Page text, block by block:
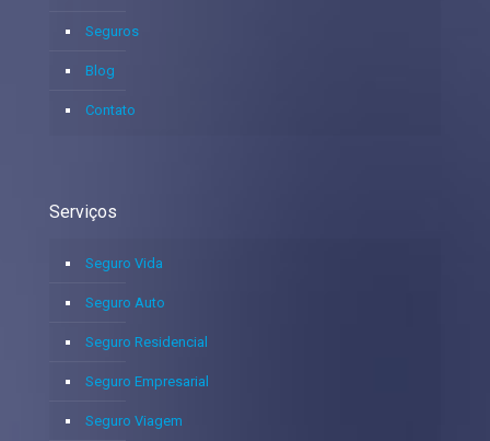
Seguros
Blog
Contato
Serviços
Seguro Vida
Seguro Auto
Seguro Residencial
Seguro Empresarial
Seguro Viagem